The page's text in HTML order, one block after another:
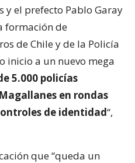
y el prefecto Pablo Garay
formación de
de Chile y de la Policía
inicio a un nuevo mega
5.000 policías
en rondas
de identidad“,
que “queda un